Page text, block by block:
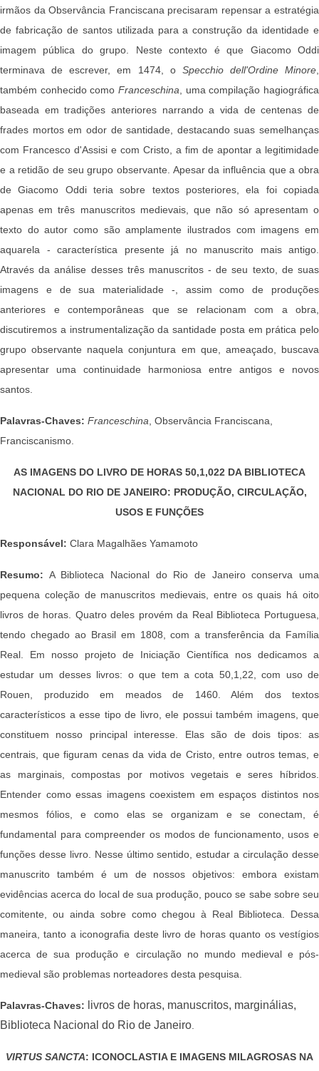
irmãos da Observância Franciscana precisaram repensar a estratégia
de fabricação de santos utilizada para a construção da identidade e
imagem pública do grupo. Neste contexto é que Giacomo Oddi
terminava de escrever, em 1474, o Specchio dell'Ordine Minore
também conhecido como Franceschina , uma compilação hagiográfica
baseada em tradições anteriores narrando a vida de centenas de
frades mortos em odor de santidade, destacando suas semelhanças
com Francesco d'Assisi e com Cristo, a fim de apontar a legitimidade
e a retidão de seu grupo observante. Apesar da influência que a obra
de Giacomo Oddi teria sobre textos posteriores, ela foi copiada
apenas em três manuscritos medievais, que não só apresentam o
texto do autor como são amplamente ilustrados com imagens em
aquarela - característica presente já no manuscrito mais antigo.
Através da análise desses três manuscritos - de seu texto, de suas
imagens e de sua materialidade -, assim como de produções
anteriores e contemporâneas que se relacionam com a obra,
discutiremos a instrumentalização da santidade posta em prática pelo
grupo observante naquela conjuntura em que, ameaçado, buscava
apresentar uma continuidade harmoniosa entre antigos e novos
santos.
Palavras-Chaves: Franceschina , Observância Franciscana,
Franciscanismo.
AS IMAGENS DO LIVRO DE HORAS 50,1,022 DA BIBLIOTECA
NACIONAL DO RIO DE JANEIRO: PRODUÇÃO, CIRCULAÇÃO,
USOS E FUNÇÕES
Responsável: Clara Magalhães Yamamoto
Resumo: A Biblioteca Nacional do Rio de Janeiro conserva uma
pequena coleção de manuscritos medievais, entre os quais há oito
livros de horas. Quatro deles provém da Real Biblioteca Portuguesa,
tendo chegado ao Brasil em 1808, com a transferência da Família
Real. Em nosso projeto de Iniciação Científica nos dedicamos a
estudar um desses livros: o que tem a cota 50,1,22, com uso de
Rouen, produzido em meados de 1460. Além dos textos
característicos a esse tipo de livro, ele possui também imagens, que
constituem nosso principal interesse. Elas são de dois tipos: as
centrais, que figuram cenas da vida de Cristo, entre outros temas, e
as marginais, compostas por motivos vegetais e seres híbridos.
Entender como essas imagens coexistem em espaços distintos nos
mesmos fólios, e como elas se organizam e se conectam, é
fundamental para compreender os modos de funcionamento, usos e
funções desse livro. Nesse último sentido, estudar a circulação desse
manuscrito também é um de nossos objetivos: embora existam
evidências acerca do local de sua produção, pouco se sabe sobre seu
comitente, ou ainda sobre como chegou à Real Biblioteca. Dessa
maneira, tanto a iconografia deste livro de horas quanto os vestígios
acerca de sua produção e circulação no mundo medieval e pós-
medieval são problemas norteadores desta pesquisa.
Palavras-Chaves:
livros de horas, manuscritos, marginálias,
Biblioteca Nacional do Rio de Janeiro
VIRTUS SANCTA: ICONOCLASTIA E IMAGENS MILAGROSAS NA